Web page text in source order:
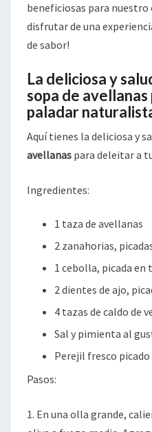
beneficiosas para
disfrutar de una
de sabor!
La deliciosa y
sopa de
paladar
Aquí tienes la deliciosa y
avellanas para deleitar a
Ingredientes:
1 taza de avellanas
2 zanahorias,
1 cebolla, picada en
2 dientes de ajo,
4 tazas de caldo de
Sal y pimienta al
Perejil fresco
Pasos:
1. En una olla grande,